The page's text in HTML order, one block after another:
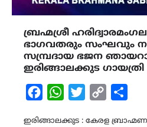
ബ്രഹ്മശ്രീ
ഭാഗവതരും സംഘവും
സമ്പ്രദായ ഭജന
ഇരിങ്ങാലക്കുട
FacebookWhatsAppTwitterCopy
ഇരിങ്ങാലക്കുട : കേരള